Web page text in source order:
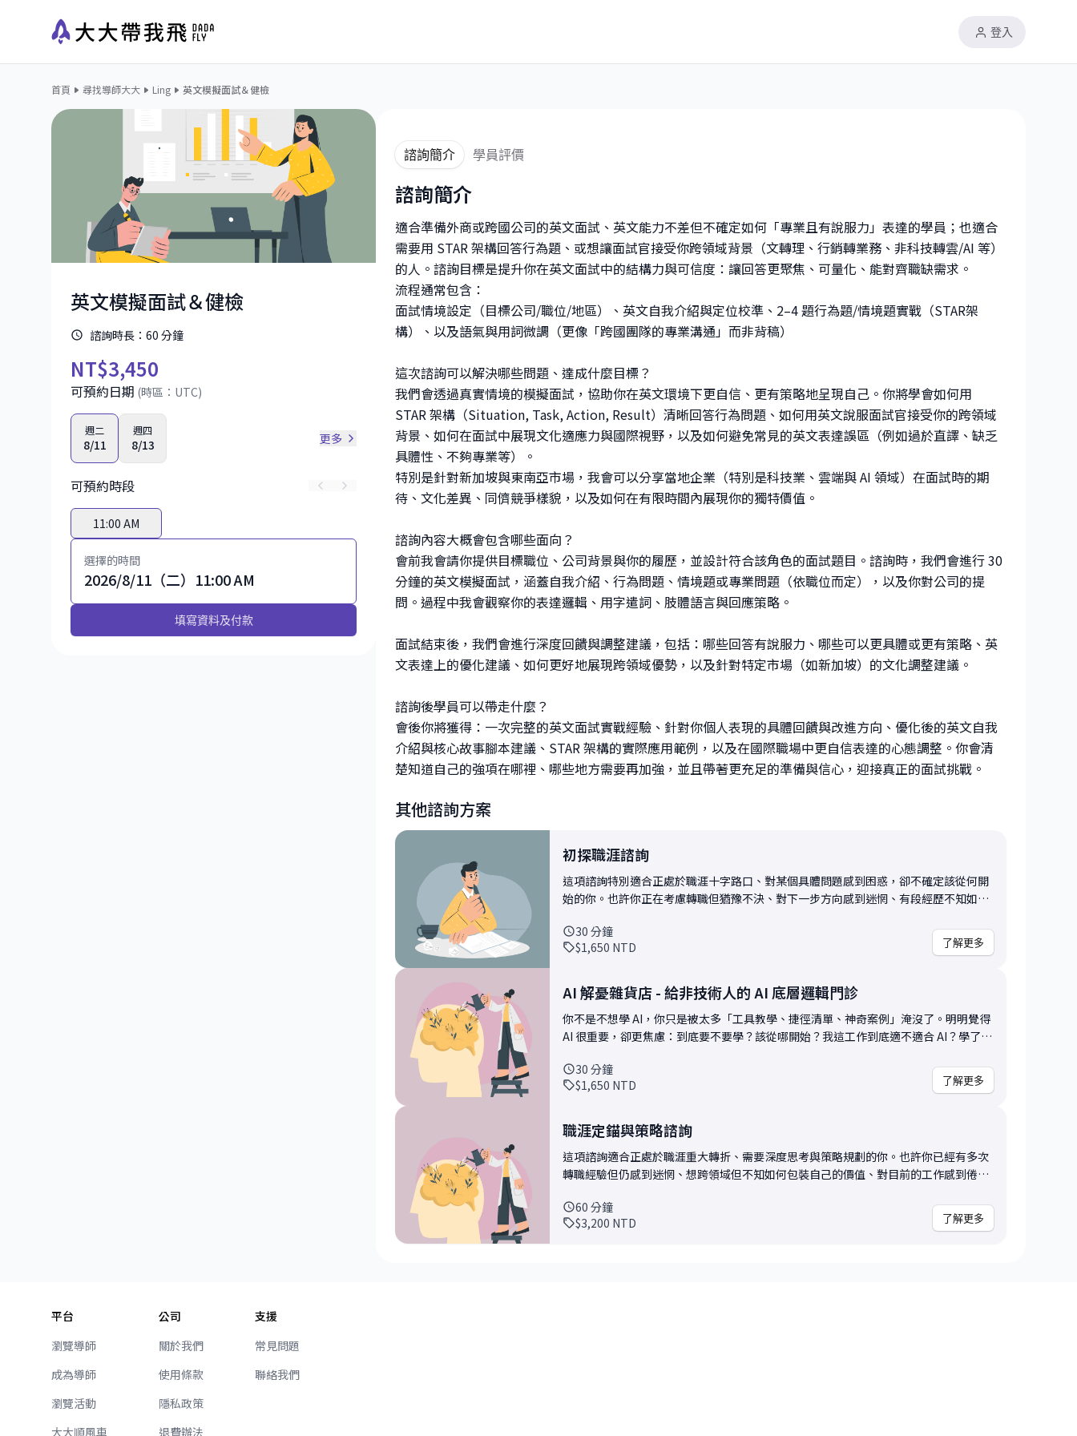
登入
首頁 尋找導師大大 Ling 英文模擬面試＆健檢
英文模擬面試＆健檢
諮詢時長： 60 分鐘
NT$3,450
可預約日期 (時區： UTC)
週二
8/11
週四
8/13 更多
可預約時段
11:00 AM
選擇的時間
2026/8/11（二）11:00 AM
填寫資料及付款
諮詢簡介 學員評價
諮詢簡介
適合準備外商或跨國公司的英文面試、英文能力不差但不確定如何「專業且有說服力」表達的學員；也適合
需要用 STAR 架構回答行為題、或想讓面試官接受你跨領域背景（文轉理、行銷轉業務、非科技轉雲/AI 等）
的人。諮詢目標是提升你在英文面試中的結構力與可信度：讓回答更聚焦、可量化、能對齊職缺需求。
流程通常包含：
面試情境設定（目標公司/職位/地區）、英文自我介紹與定位校準、2–4 題行為題/情境題實戰（STAR架
構）、以及語氣與用詞微調（更像「跨國團隊的專業溝通」而非背稿）
這次諮詢可以解決哪些問題、達成什麼目標？
我們會透過真實情境的模擬面試，協助你在英文環境下更自信、更有策略地呈現自己。你將學會如何用
STAR 架構（Situation, Task, Action, Result）清晰回答行為問題、如何用英文說服面試官接受你的跨領域
背景、如何在面試中展現文化適應力與國際視野，以及如何避免常見的英文表達誤區（例如過於直譯、缺乏
具體性、不夠專業等）。
特別是針對新加坡與東南亞市場，我會可以分享當地企業（特別是科技業、雲端與 AI 領域）在面試時的期
待、文化差異、同儕競爭樣貌，以及如何在有限時間內展現你的獨特價值。
諮詢內容大概會包含哪些面向？
會前我會請你提供目標職位、公司背景與你的履歷，並設計符合該角色的面試題目。諮詢時，我們會進行 30
分鐘的英文模擬面試，涵蓋自我介紹、行為問題、情境題或專業問題（依職位而定），以及你對公司的提
問。過程中我會觀察你的表達邏輯、用字遣詞、肢體語言與回應策略。
面試結束後，我們會進行深度回饋與調整建議，包括：哪些回答有說服力、哪些可以更具體或更有策略、英
文表達上的優化建議、如何更好地展現跨領域優勢，以及針對特定市場（如新加坡）的文化調整建議。
諮詢後學員可以帶走什麼？
會後你將獲得：一次完整的英文面試實戰經驗、針對你個人表現的具體回饋與改進方向、優化後的英文自我
介紹與核心故事腳本建議、STAR 架構的實際應用範例，以及在國際職場中更自信表達的心態調整。你會清
楚知道自己的強項在哪裡、哪些地方需要再加強，並且帶著更充足的準備與信心，迎接真正的面試挑戰。
其他諮詢方案
初探職涯諮詢
這項諮詢特別適合正處於職涯十字路口、對某個具體問題感到困惑，卻不確定該從何開
始的你。也許你正在考慮轉職但猶豫不決、對下一步方向感到迷惘、有段經歷不知如何
否適合自己。如果你是跨領域背景（例如文組轉科技、傳統產業轉數位領域）、正在考
慮進入雲端或 AI 產業、計劃前往新加坡或東南亞發展，或單純想快速獲得產業界的客觀
我們會聚焦在你當下最迫切的困惑上，透過快速釐清與拆解，幫助你找到下一步行動方
向。無論是職涯選擇的判斷、履歷亮點的呈現方式、面試前的快速準備、產業趨勢的了
解（特別是雲端、AI、東南亞市場），或是對自己定位的疑惑，我會根據你的背景與問
題，提供具體可行的建議與思考框架。 諮詢內容大概會包含哪些面向？ 為了讓對談更
探討角度（或者我也期待你能告訴我你最希望能探討的面向）。諮詢時，我們會先快速
盤點你的現況與核心困惑，接著透過提問與對話，協助你釐清問題本質、拆解選擇的利
什麼？ 會後你將獲得：基於當下資訊的客觀回饋與觀察，以及後續可行的發展方向。如
規劃。這場諮詢的目標，是讓你帶著更清晰的方向與信心離開，知道自己接下來該往哪
裡走。
30 分鐘
$1,650 NTD 了解更多
AI 解憂雜貨店 - 給非技術人的 AI 底層邏輯門診
你不是不想學 AI，你只是被太多「工具教學、捷徑清單、神奇案例」淹沒了。明明覺得
AI 很重要，卻更焦慮：到底要不要學？該從哪開始？我這工作到底適不適合 AI？學了會
分鐘就是我想提供的「解憂」時間。 這堂諮詢，我想帶你建立理解 AI 的底層邏輯：AI
擅長與不擅長什麼、什麼樣的問題最適合交給 AI、如何用「問題定義」與「輸入品質」
簡單的判斷框架，幫你分辨哪些 AI 需求是噱頭、哪些是值得投入的能力資產。 又或
者，你有特定的AI問題想了解，別害羞，大膽問吧！ 諮詢之前，我希望你能先和我分
享： - 你對AI的認識到哪裡？用過哪些工具？怎麼用？ - 你最焦慮的是什麼？最想解決
的問題是什麼? - 你的工作或生活場景中，有哪些痛點或重複性任務？ 透過這次諮詢，
推薦學習資源或工具（不會很多，只給最適合你的） - 建立「持續學習AI」的心態與方
法 為什麼我能幫你解決這個問題？ 我是文組畢業生（國文系企管所），2016年才開始
30 分鐘
$1,650 NTD 了解更多
職涯定錨與策略諮詢
這項諮詢適合正處於職涯重大轉折、需要深度思考與策略規劃的你。也許你已經有多次
轉職經驗但仍感到迷惘、想跨領域但不知如何包裝自己的價值、對目前的工作感到倦怠
格。 如果你是非典型背景（如文組轉科技、跨國跨產業轉職）、希望建立長期職涯策略
而非只是解決眼前問題、想深入了解如何將「與眾不同」轉化為競爭優勢，或者你希望
60 分鐘
$3,200 NTD 了解更多
平台
瀏覽導師
成為導師
瀏覽活動
大大順風車
公司
關於我們
使用條款
隱私政策
退費辦法
支援
常見問題
聯絡我們